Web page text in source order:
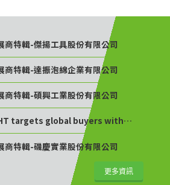
商特輯-傑揚工具股份有限公司
商特輯-達振泡綿企業有限公司
商特輯-碩興工業股份有限公司
targets global buyers with
Week
商特輯-磯慶實業股份有限公司
更多資訊